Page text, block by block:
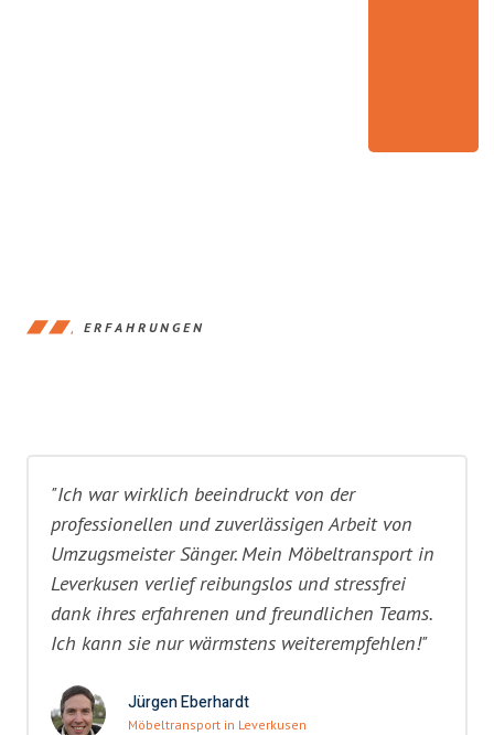
ERFAHRUNGEN
"Ich war wirklich beeindruckt von der
professionellen und zuverlässigen Arbeit von
Umzugsmeister Sänger. Mein Möbeltransport in
Leverkusen verlief reibungslos und stressfrei
dank ihres erfahrenen und freundlichen Teams.
Ich kann sie nur wärmstens weiterempfehlen!"
Jürgen Eberhardt
Möbeltransport in Leverkusen